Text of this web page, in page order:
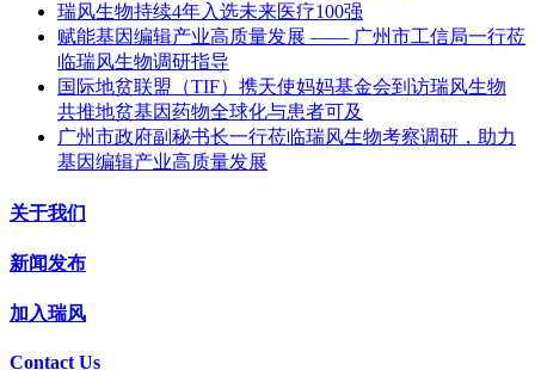
瑞风生物持续4年入选未来医疗100强
赋能基因编辑产业高质量发展 —— 广州市工信局一行莅
临瑞风生物调研指导
国际地贫联盟（TIF）携天使妈妈基金会到访瑞风生物
共推地贫基因药物全球化与患者可及
广州市政府副秘书长一行莅临瑞风生物考察调研，助力
基因编辑产业高质量发展
关于我们
新闻发布
加入瑞风
Contact Us